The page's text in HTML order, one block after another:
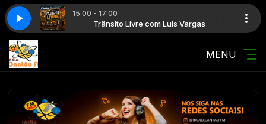
15:00 - 17:00
Luís Vargas Trânsito Livre com Luís Vargas
MENU